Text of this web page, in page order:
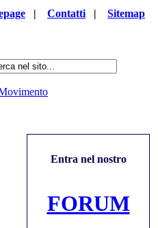
| Contatti | Sitemap
Entra nel nostro
FORUM